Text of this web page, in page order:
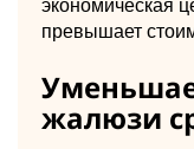
превышает
жалюзи